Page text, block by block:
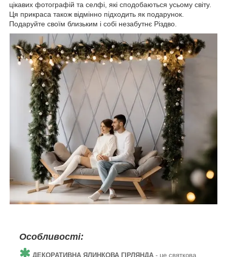
цікавих фотографій та селфі, які сподобаються усьому світу.
Ця прикраса також відмінно підходить як подарунок.
Подаруйте своїм близьким і собі незабутнє Різдво.
Особливості:
ДЕКОРАТИВНА ЯЛИНКОВА ГІРЛЯНДА - це святкова